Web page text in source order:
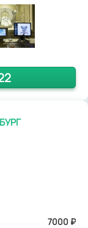
7000 ₽